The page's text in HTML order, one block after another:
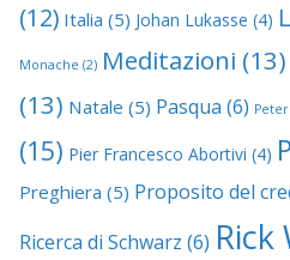
(12) Italia (5) Johan Lukasse (4)
Monache (2) Meditazioni (13)
(13) Natale (5) Pasqua (6)
(15) Pier Francesco Abortivi (4)
Preghiera (5) Proposito del
Ricerca di Schwarz (6) Rick